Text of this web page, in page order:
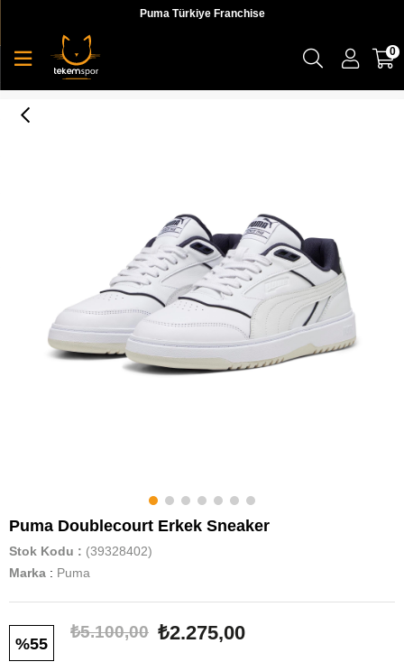
Puma Türkiye Franchise
0
Puma Doublecourt Erkek Sneaker
Stok Kodu
(39328402)
Marka : Puma
55
₺5.100,00 ₺2.275,00